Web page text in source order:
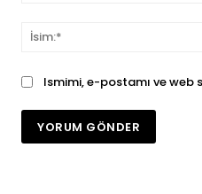
Ismimi, e-postamı ve web